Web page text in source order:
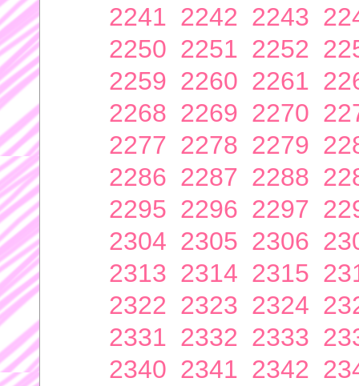
2241 2242 2243
2250 2251 2252
2259 2260 2261
2268 2269 2270
2277 2278 2279
2286 2287 2288
2295 2296 2297
2304 2305 2306
2313 2314 2315
2322 2323 2324
2331 2332 2333
2340 2341 2342